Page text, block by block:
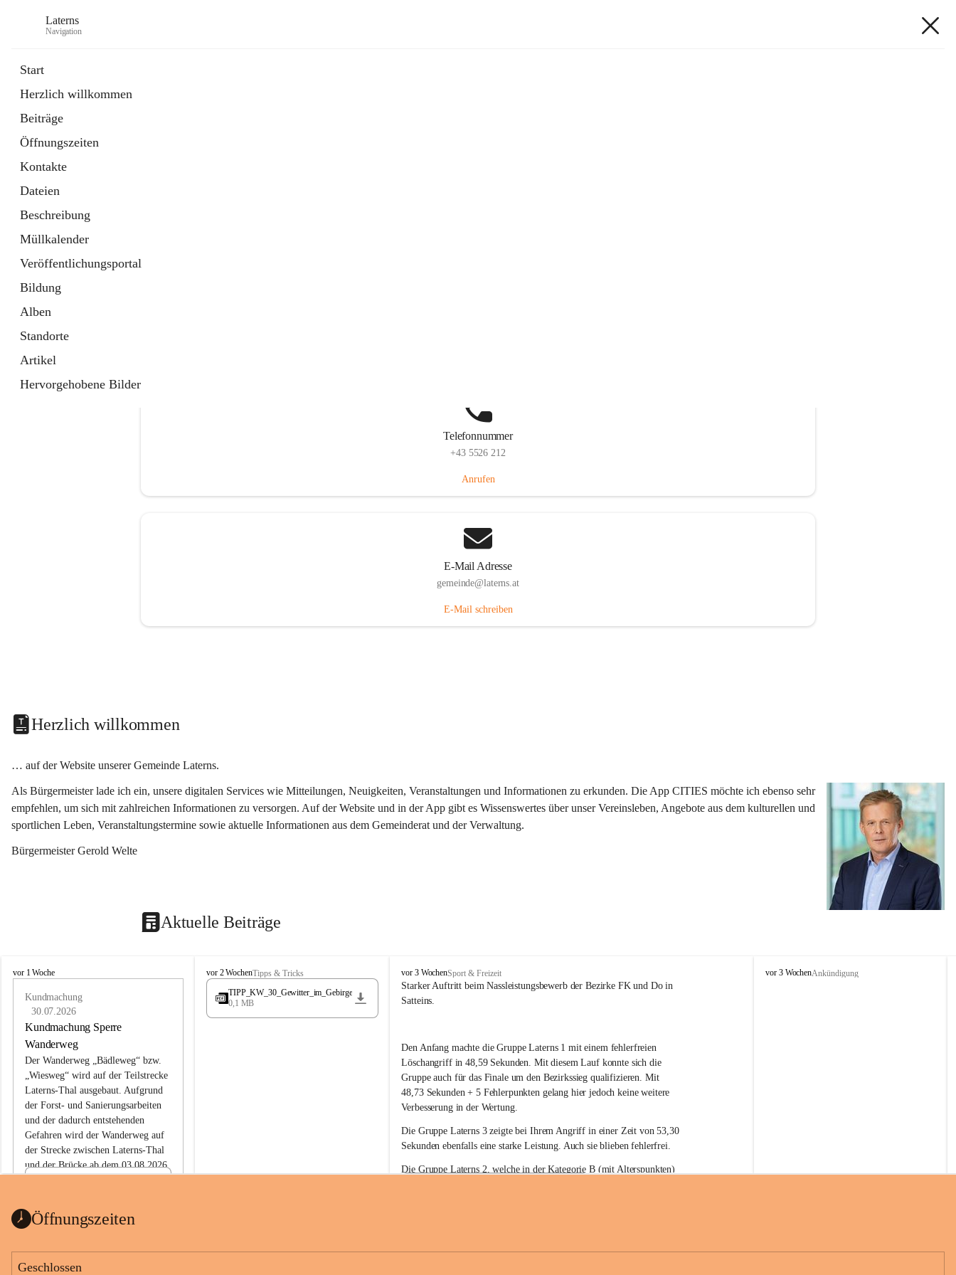
Laterns
Navigation
Start
Herzlich willkommen
Beiträge
Öffnungszeiten
Kontakte
Dateien
Beschreibung
Müllkalender
Veröffentlichungsportal
Bildung
Alben
Standorte
Artikel
Hervorgehobene Bilder
Telefonnummer
+43 5526 212
Anrufen
E-Mail Adresse
gemeinde@laterns.at
E-Mail schreiben
Herzlich willkommen
… auf der Website unserer Gemeinde Laterns.
Als Bürgermeister lade ich ein, unsere digitalen Services wie Mitteilungen, Neuigkeiten, Veranstaltungen und Informationen zu erkunden. Die App CITIES möchte ich ebenso sehr
empfehlen, um sich mit zahlreichen Informationen zu versorgen. Auf der Website und in der App gibt es Wissenswertes über unser Vereinsleben, Angebote aus dem kulturellen und
sportlichen Leben, Veranstaltungstermine sowie aktuelle Informationen aus dem Gemeinderat und der Verwaltung.
Bürgermeister Gerold Welte
Aktuelle Beiträge
L
vor 1 Woche
Kundmachung
30.07.2026
Kundmachung Sperre
Wanderweg
Der Wanderweg „Bädleweg“ bzw.
„Wiesweg“ wird auf der Teilstrecke
Laterns-Thal ausgebaut. Aufgrund
der Forst- und Sanierungsarbeiten
und der dadurch entstehenden
Gefahren wird der Wanderweg auf
der Strecke zwischen Laterns-Thal
und der Brücke ab dem 03.08.2026
ht
1 Seite•0,1 MB
L
a
e
vor 2 WochenTipps & Tricks
TIPP_KW_30_Gewitter_im_Gebirge
0,1 MB
F
r
e
l
l
i
g
e
F
e
u
e
r
w
t
vor 3 WochenSport & Freizeit
Starker Auftritt beim Nassleistungsbewerb der Bezirke FK und Do in
Satteins.
Den Anfang machte die Gruppe Laterns 1 mit einem fehlerfreien
Löschangriff in 48,59 Sekunden. Mit diesem Lauf konnte sich die
Gruppe auch für das Finale um den Bezirkssieg qualifizieren. Mit
48,73 Sekunden + 5 Fehlerpunkten gelang hier jedoch keine weitere
Verbesserung in der Wertung.
Die Gruppe Laterns 3 zeigte bei Ihrem Angriff in einer Zeit von 53,30
Sekunden ebenfalls eine starke Leistung. Auch sie blieben fehlerfrei.
Die Gruppe Laterns 2, welche in der Kategorie B (mit Alterspunkten)
L
vor 3 WochenAnkündigung
Öffnungszeiten
Geschlossen